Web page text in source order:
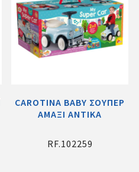
CAROTINA BABY ΣΟΥΠΕΡ
ΑΜΑΞΙ ANTIKA
RF.102259